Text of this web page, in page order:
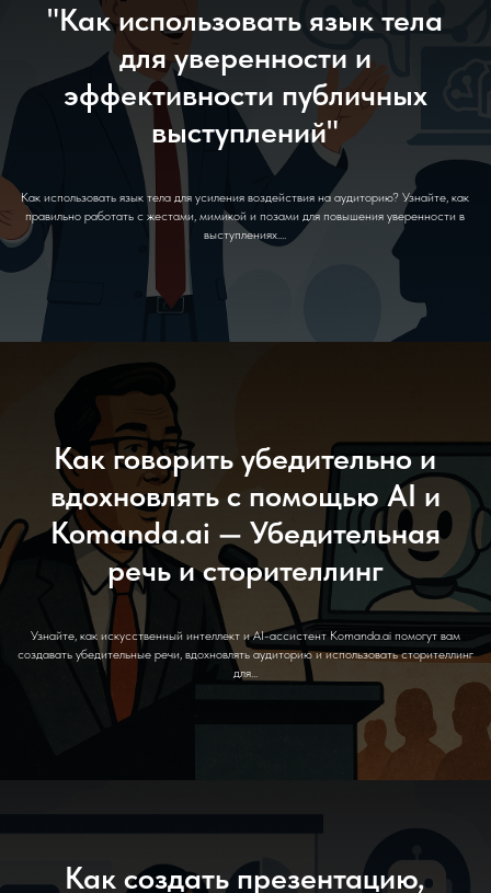
"Как использовать язык тела
для уверенности и
эффективности публичных
выступлений"
Как использовать язык тела для усиления воздействия на аудиторию? Узнайте, как
правильно работать с жестами, мимикой и позами для повышения уверенности в
выступлениях....
Как говорить убедительно и
вдохновлять с помощью AI и
Komanda.ai — Убедительная
речь и сторителлинг
Узнайте, как искусственный интеллект и AI-ассистент Komanda.ai помогут вам
создавать убедительные речи, вдохновлять аудиторию и использовать сторителлинг
для...
Как создать презентацию,